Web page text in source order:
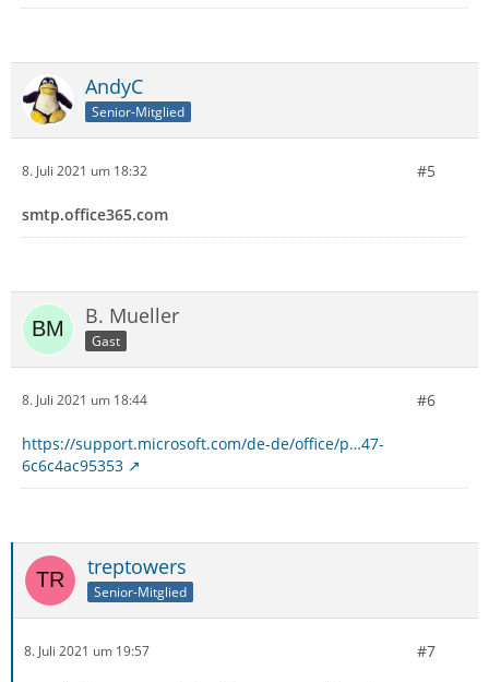
AndyC
Senior-Mitglied
8. Juli 2021 um 18:32 #5
smtp.office365.com
B. Mueller
Gast
8. Juli 2021 um 18:44 #6
https://support.microsoft.com/de-de/office/p…47-
6c6c4ac95353
treptowers
Senior-Mitglied
8. Juli 2021 um 19:57 #7